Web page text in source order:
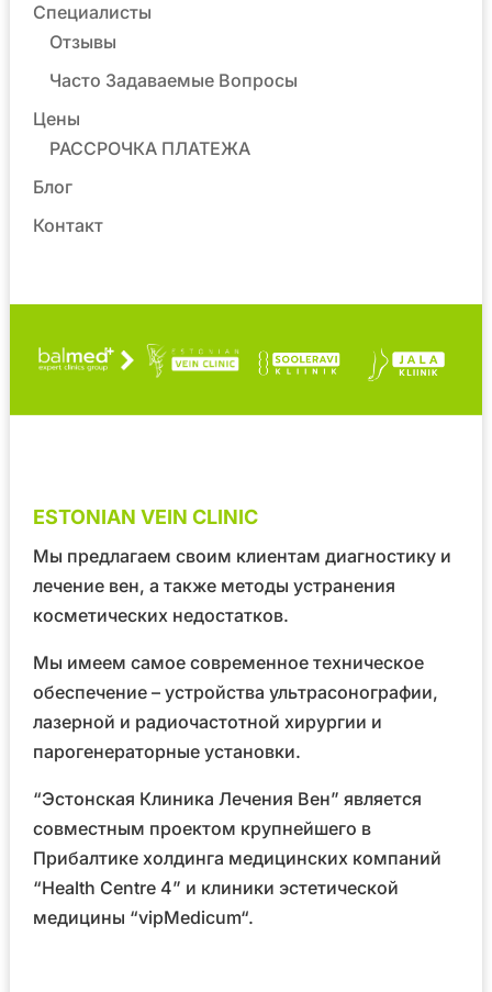
Специалисты
Отзывы
Часто Задаваемые Вопросы
Цены
РАССРОЧКА ПЛАТЕЖА
Блог
Контакт
ESTONIAN VEIN CLINIC
Мы предлагаем своим клиентам диагностику и
лечение вен, а также методы устранения
косметических недостатков.
Мы имеем самое современное техническое
обеспечение – устройства ультрасонографии,
лазерной и радиочастотной хирургии и
парогенераторные установки.
“Эстонская Клиника Лечения Вен” является
совместным проектом крупнейшего в
Прибалтике холдинга медицинских компаний
“Health Centre 4” и клиники эстетической
медицины “vipMedicum“.